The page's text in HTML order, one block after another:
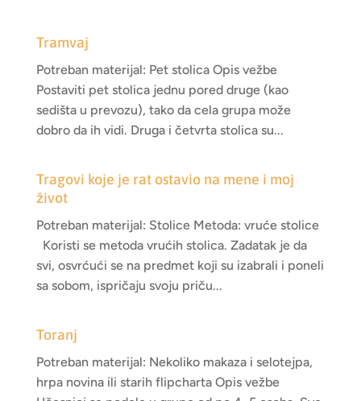
Tramvaj
Potreban materijal: Pet stolica Opis vežbe
Postaviti pet stolica jednu pored druge (kao
sedišta u prevozu), tako da cela grupa može
dobro da ih vidi. Druga i četvrta stolica su...
Tragovi koje je rat ostavio na mene i moj
život
Potreban materijal: Stolice Metoda: vruće stolice
Koristi se metoda vrućih stolica. Zadatak je da
svi, osvrćući se na predmet koji su izabrali i poneli
sa sobom, ispričaju svoju priču...
Toranj
Potreban materijal: Nekoliko makaza i selotejpa,
hrpa novina ili starih flipcharta Opis vežbe